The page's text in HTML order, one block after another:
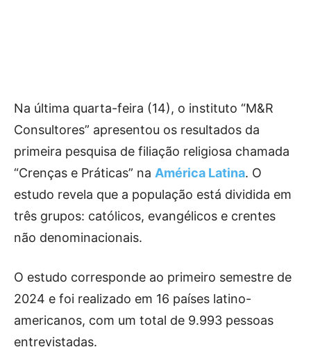
Na última quarta-feira (14), o instituto “M&R
Consultores” apresentou os resultados da
primeira pesquisa de filiação religiosa chamada
“Crenças e Práticas” na América Latina. O
estudo revela que a população está dividida em
três grupos: católicos, evangélicos e crentes
não denominacionais.
O estudo corresponde ao primeiro semestre de
2024 e foi realizado em 16 países latino-
americanos, com um total de 9.993 pessoas
entrevistadas.